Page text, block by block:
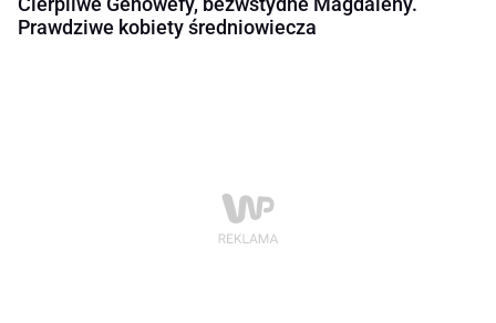
Prawdziwe kobiety średniowiecza